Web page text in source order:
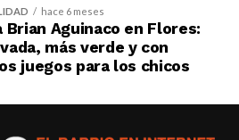
hace 6 meses
Brian Aguinaco en Flores:
más verde y con
juegos para los chicos